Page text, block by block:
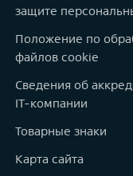
защите
Положение по
файлов cookie
Сведения об
IT-компании
Товарные знаки
Карта сайта